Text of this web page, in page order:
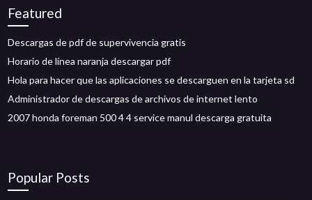
Featured
Descargas de pdf de supervivencia gratis
Horario de línea naranja descargar pdf
Hola para hacer que las aplicaciones se descarguen en la tarjeta sd
Administrador de descargas de archivos de internet lento
2007 honda foreman 500 4 4 service manul descarga gratuita
Popular Posts